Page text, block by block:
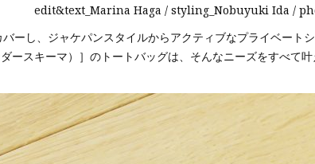
edit&text_Marina Haga / styling_Nobuyuki Ida /
ーし、ジャケパンスタイルからアクティブなプライベート
スキーマ）］のトートバッグは、そんなニーズをすべて